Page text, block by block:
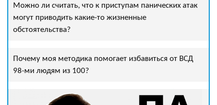
Можно ли считать, что к приступам панических атак
могут приводить какие-то жизненные
обстоятельства?
Почему моя методика помогает избавиться от ВСД
98-ми людям из 100?